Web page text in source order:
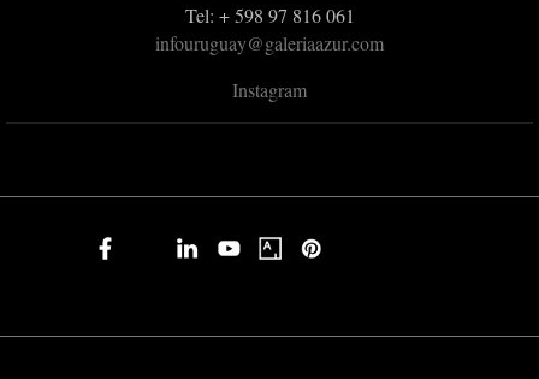
Tel: + 598 97 816 061
infouruguay@galeriaazur.com
Instagram